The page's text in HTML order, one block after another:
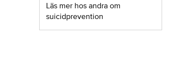
Läs mer hos andra om
suicidprevention